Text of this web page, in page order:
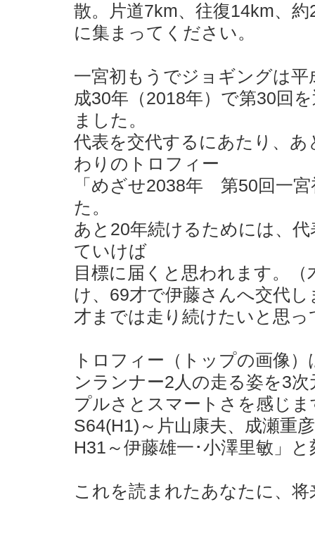
散。片道7km、往復14km、
に集まってください。
一宮初もうでジョギングは
成30年（2018年）で第30回
ました。
代表を交代するにあたり、
わりのトロフィー
「めざせ2038年 第50回一
た。
あと20年続けるためには、
ていけば
目標に届くと思われます。
け、69才で伊藤さんへ交代
才までは走り続けたいと思っ
トロフィー（トップの画像
ンランナー2人の走る姿を3
プルさとスマートさを感じ
S64(H1)～片山康夫、成瀬重
H31～伊藤雄一･小澤里敏」
これを読まれたあなたに、